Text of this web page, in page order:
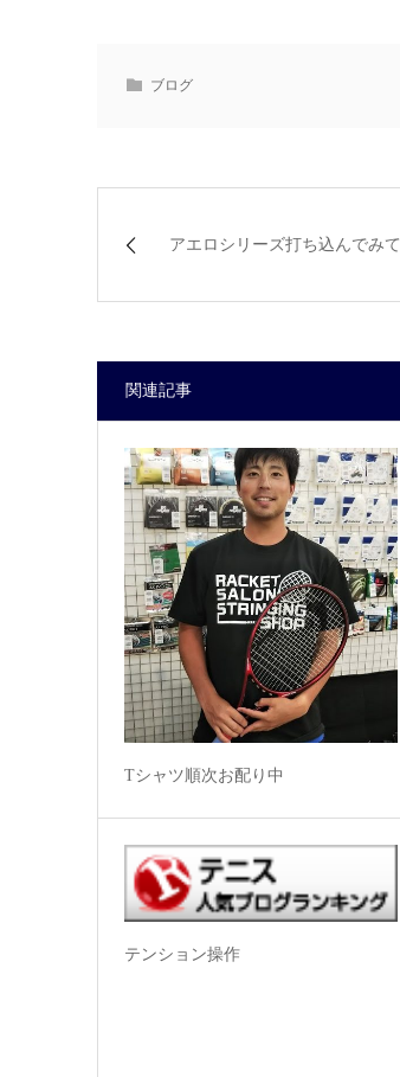
ブログ
アエロシリーズ打ち込んでみて
関連記事
Tシャツ順次お配り中
テンション操作